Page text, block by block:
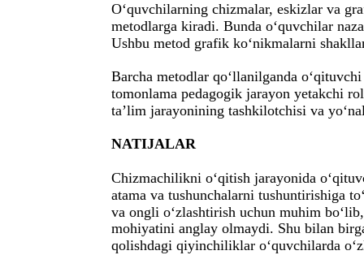
O‘quvchilarning chizmalar, eskizlar va
metodlarga kiradi. Bunda o‘quvchilar
Ushbu metod grafik ko‘nikmalarni
Barcha metodlar qo‘llanilganda
tomonlama pedagogik jarayon yetakchi
ta’lim jarayonining tashkilotchisi va
NATIJALAR
Chizmachilikni o‘qitish jarayonida
atama va tushunchalarni tushuntirishiga
va ongli o‘zlashtirish uchun muhim
mohiyatini anglay olmaydi. Shu bilan
qolishdagi qiyinchiliklar o‘quvchilarda